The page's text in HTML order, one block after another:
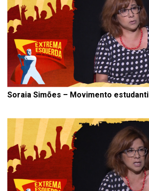
Soraia Simões – Movimento estudantil